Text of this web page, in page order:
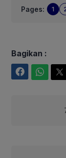
Pages: 1
Bagikan :